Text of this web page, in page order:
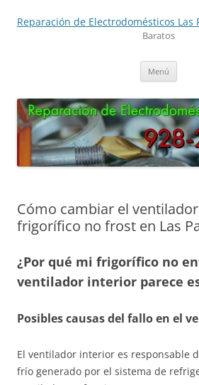
contenido
Reparación de Electrodomésticos Las
Baratos
Menú
Cómo cambiar el
frigorífico no frost en Las
¿Por qué mi frigorífico no
ventilador interior parece
Posibles causas del fallo en el
El ventilador interior es responsable
frío generado por el sistema de